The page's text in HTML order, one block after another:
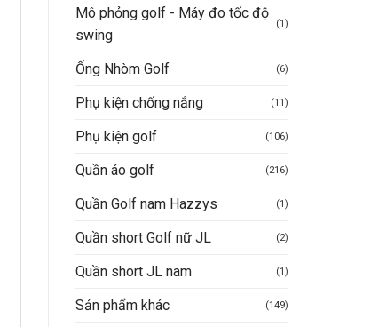
Mô phỏng golf - Máy đo tốc độ
swing
(1)
Ống Nhòm Golf (6)
Phụ kiện chống nắng (11)
Phụ kiện golf (106)
Quần áo golf (216)
Quần Golf nam Hazzys (1)
Quần short Golf nữ JL (2)
Quần short JL nam (1)
Sản phẩm khác (149)